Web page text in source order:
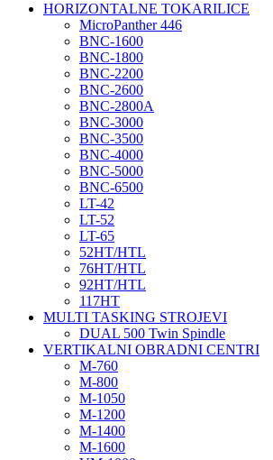
HORIZONTALNE TOKARILICE
MicroPanther 446
BNC-1600
BNC-1800
BNC-2200
BNC-2600
BNC-2800A
BNC-3000
BNC-3500
BNC-4000
BNC-5000
BNC-6500
LT-42
LT-52
LT-65
52HT/HTL
76HT/HTL
92HT/HTL
117HT
MULTI TASKING STROJEVI
DUAL 500 Twin Spindle
VERTIKALNI OBRADNI CENTRI
M-760
M-800
M-1050
M-1200
M-1400
M-1600